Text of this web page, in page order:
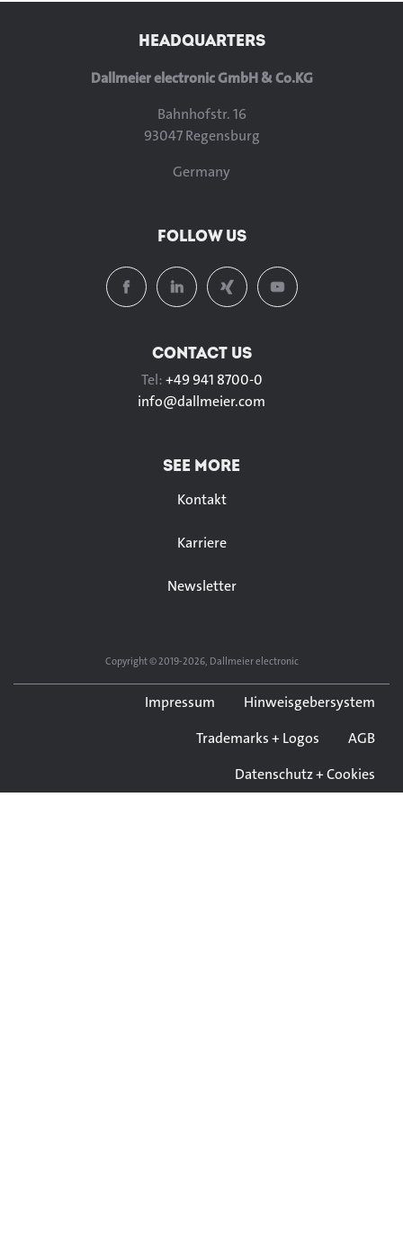
HEADQUARTERS
Dallmeier electronic GmbH & Co.KG
Bahnhofstr. 16
93047 Regensburg
Germany
FOLLOW US
CONTACT US
Tel:+49 941 8700-0
info@dallmeier.com
SEE MORE
Kontakt
Karriere
Newsletter
Copyright © 2019-2026, Dallmeier electronic
Impressum
Hinweisgebersystem
Trademarks + Logos
AGB
Datenschutz + Cookies